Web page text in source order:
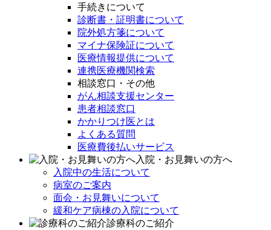
手続きについて
診断書・証明書について
院外処方箋について
マイナ保険証について
医療情報提供について
連携医療機関検索
相談窓口・その他
がん相談支援センター
患者相談窓口
かかりつけ医とは
よくある質問
医療費後払いサービス
入院・お見舞いの方へ
入院中の生活について
病室のご案内
面会・お見舞いについて
緩和ケア病棟の入院について
診療科のご紹介